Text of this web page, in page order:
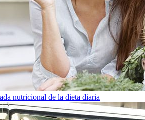
nutricional de la dieta diaria